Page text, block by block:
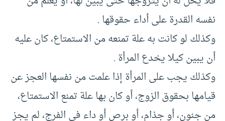
نفسه القدرة على أداء حقوقها .
وكذلك لو كانت به علة تمنعه من الاستمتاع، كان عليه
أن يبين كيلا يخدع المرأة .
وكذلك يجب على المرأة إذا علمت من نفسها العجز عن
قيامها بحقوق الزوج، أو كان بها علة تمنع الاستمتاع،
من جنون، أو جذام، أو برص أو داء في الفرج، لم يجز